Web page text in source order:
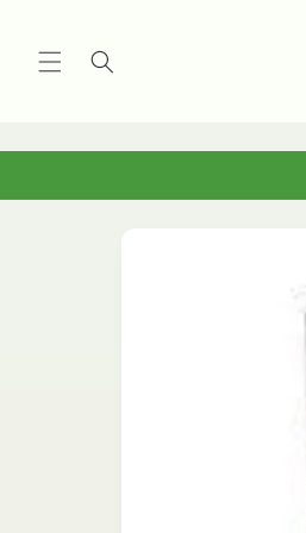
ai contenuti